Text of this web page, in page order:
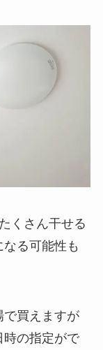
くさん干せる
る可能性も
買えますが
時の指定がで